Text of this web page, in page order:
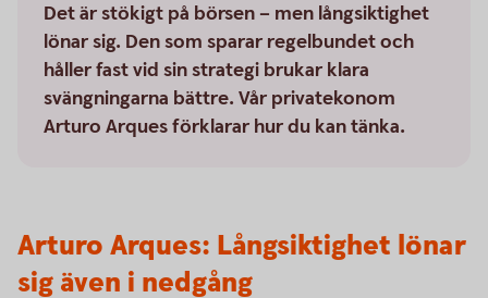
Det är stökigt på börsen – men långsiktighet
lönar sig. Den som sparar regelbundet och
håller fast vid sin strategi brukar klara
svängningarna bättre. Vår privatekonom
Arturo Arques förklarar hur du kan tänka.
Arturo Arques: Långsiktighet lönar
sig även i nedgång